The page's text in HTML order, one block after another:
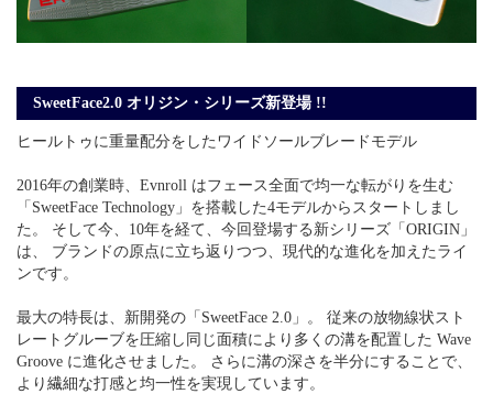
SweetFace2.0 オリジン・シリーズ新登場 !!
ヒールトゥに重量配分をしたワイドソールブレードモデル
2016年の創業時、Evnroll はフェース全面で均一な転がりを生む
「SweetFace Technology」を搭載した4モデルからスタートしまし
た。 そして今、10年を経て、今回登場する新シリーズ「ORIGIN」
は、 ブランドの原点に立ち返りつつ、現代的な進化を加えたライ
ンです。
最大の特長は、新開発の「SweetFace 2.0」。 従来の放物線状スト
レートグルーブを圧縮し同じ面積により多くの溝を配置した Wave
Groove に進化させました。 さらに溝の深さを半分にすることで、
より繊細な打感と均一性を実現しています。